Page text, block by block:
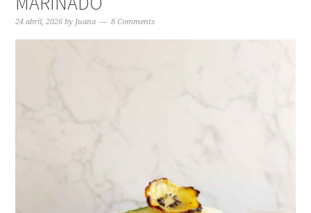
24 abril, 2026 by Juana 8 Comments